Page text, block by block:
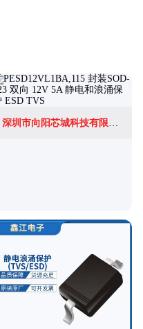
深圳市向阳芯城科技有限公司